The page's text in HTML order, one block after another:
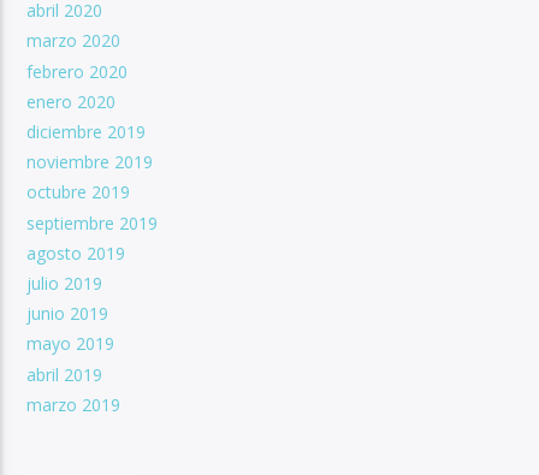
abril 2020
marzo 2020
febrero 2020
enero 2020
diciembre 2019
noviembre 2019
octubre 2019
septiembre 2019
agosto 2019
julio 2019
junio 2019
mayo 2019
abril 2019
marzo 2019